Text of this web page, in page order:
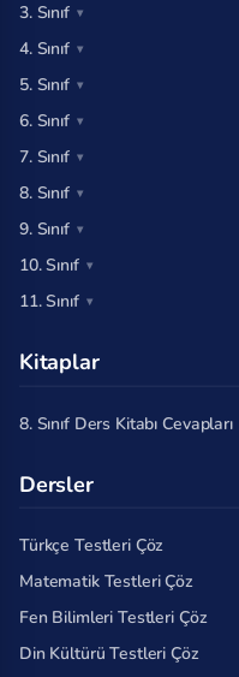
3. Sınıf
4. Sınıf
5. Sınıf
6. Sınıf
7. Sınıf
8. Sınıf
9. Sınıf
10. Sınıf
11. Sınıf
Kitaplar
8. Sınıf Ders Kitabı Cevapları
Dersler
Türkçe Testleri Çöz
Matematik Testleri Çöz
Fen Bilimleri Testleri Çöz
Din Kültürü Testleri Çöz